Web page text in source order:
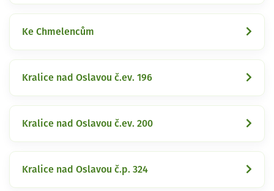
Ke Chmelencům
Kralice nad Oslavou č.ev. 196
Kralice nad Oslavou č.ev. 200
Kralice nad Oslavou č.p. 324